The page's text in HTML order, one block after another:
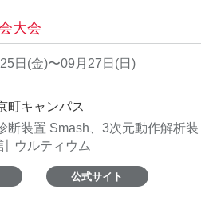
大会
日(金)〜09月27日(日)
町キャンパス
断装置 Smash、3次元動作解析装
ウルティウム
公式サイト